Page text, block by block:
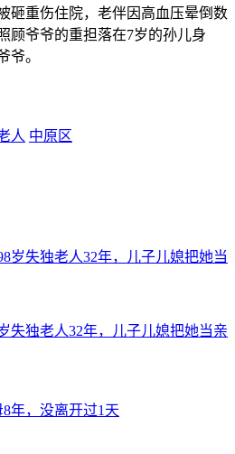
砸重伤住院，老伴因高血压晕倒数
顾爷爷的重担落在7岁的孙儿身
爷。
人 中原区
失独老人32年，儿子儿媳把她当亲